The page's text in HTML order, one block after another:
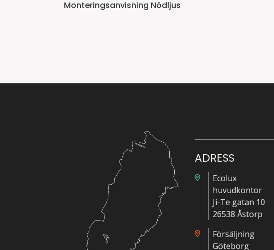
Monteringsanvisning Nödljus
ADRESS
Ecolux
huvudkontor
Ji-Te gatan 10
26538 Åstorp
Försäljning
Göteborg